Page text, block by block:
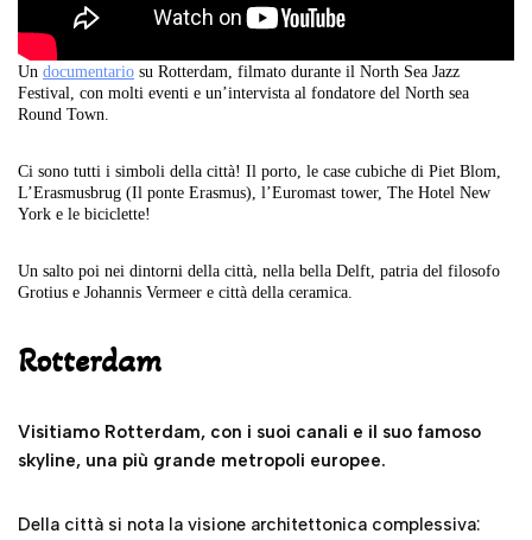
Un documentario su Rotterdam, filmato durante il North Sea Jazz
Festival, con molti eventi e un’intervista al fondatore del North sea
Round Town.
Ci sono tutti i simboli della città! Il porto, le case cubiche di Piet Blom,
L’Erasmusbrug (Il ponte Erasmus), l’Euromast tower, The Hotel New
York e le biciclette!
Un salto poi nei dintorni della città, nella bella Delft, patria del filosofo
Grotius e Johannis Vermeer e città della ceramica.
Rotterdam
Visitiamo Rotterdam, con i suoi canali e il suo famoso
skyline, una più grande metropoli europee.
Della città si nota la visione architettonica complessiva: